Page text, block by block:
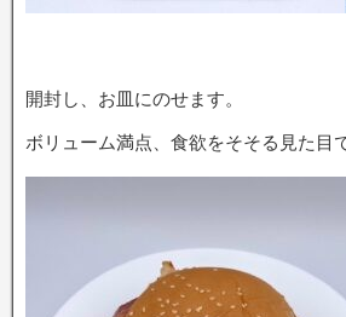
開封し、お皿にのせます。
ボリューム満点、食欲をそそる見た目